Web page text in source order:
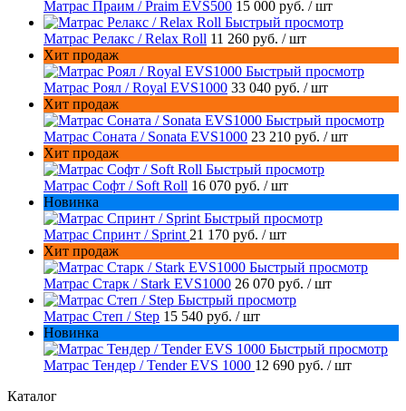
Матрас Праим / Praim EVS500 15 000 руб. / шт
Быстрый просмотр
Матрас Релакс / Relax Roll 11 260 руб. / шт
Хит продаж
Быстрый просмотр
Матрас Роял / Royal EVS1000 33 040 руб. / шт
Хит продаж
Быстрый просмотр
Матрас Соната / Sonata EVS1000 23 210 руб. / шт
Хит продаж
Быстрый просмотр
Матрас Софт / Soft Roll 16 070 руб. / шт
Новинка
Быстрый просмотр
Матрас Спринт / Sprint 21 170 руб. / шт
Хит продаж
Быстрый просмотр
Матрас Старк / Stark EVS1000 26 070 руб. / шт
Быстрый просмотр
Матрас Степ / Step 15 540 руб. / шт
Новинка
Быстрый просмотр
Матрас Тендер / Tender EVS 1000 12 690 руб. / шт
Каталог